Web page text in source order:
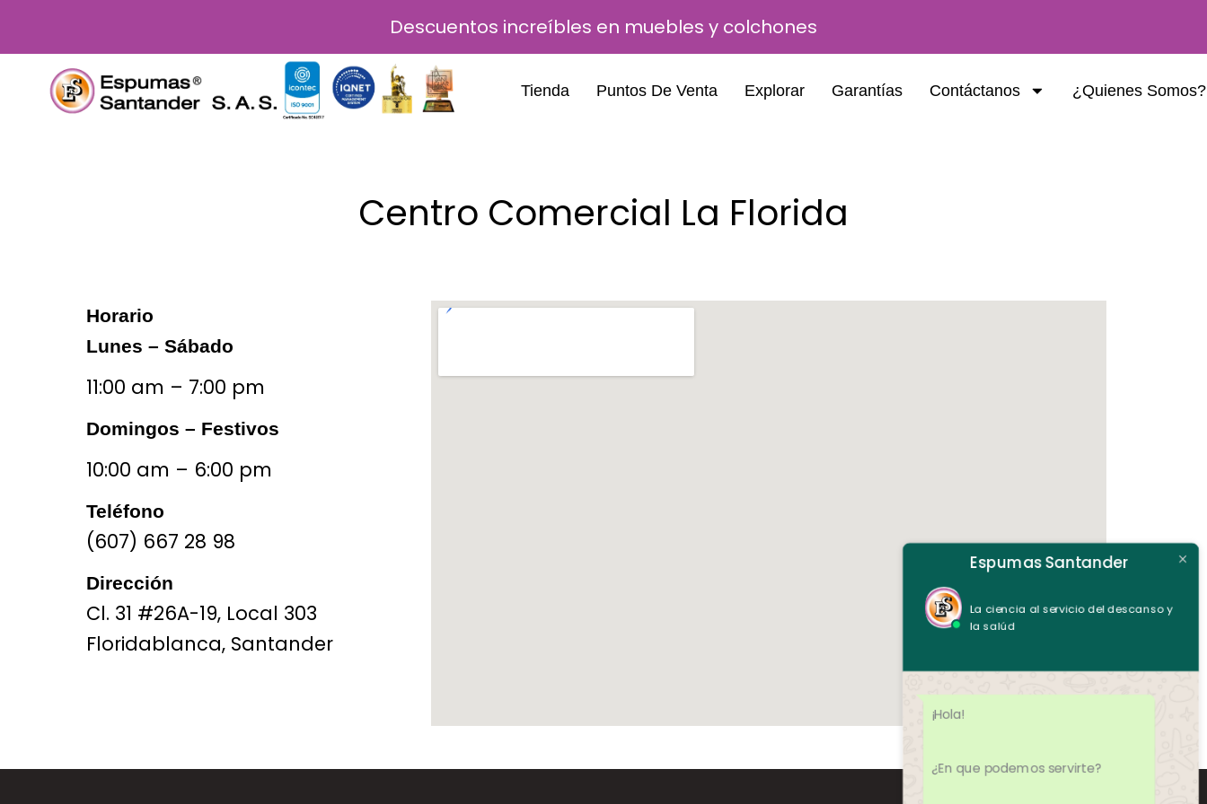
contenido
Descuentos increíbles en muebles y colchones
Tienda Puntos De Venta Explorar Garantías Contáctanos ¿Quienes Somos?
Centro Comercial La Florida
Horario
Lunes – Sábado
11:00 am – 7:00 pm
Domingos – Festivos
10:00 am – 6:00 pm
Teléfono
(607) 667 28 98
Dirección
Cl. 31 #26A-19, Local 303
Floridablanca, Santander
Espumas Santander
La ciencia al servicio del descanso y
la salúd
¡Hola!
¿En que podemos servirte?